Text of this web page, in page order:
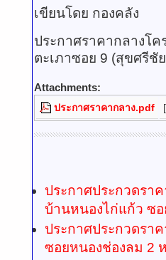
เขียนโดย กองคลัง
ประกาศราคากลางโ
ตะเภาซอย 9 (สุขศรีชั
Attachments:
ประกาศราคากลาง.pdf
ประกาศประกวดรา
บ้านหนองไก่แก้ว ซ
ประกาศประกวดรา
ซอยหนองช่องลม 2